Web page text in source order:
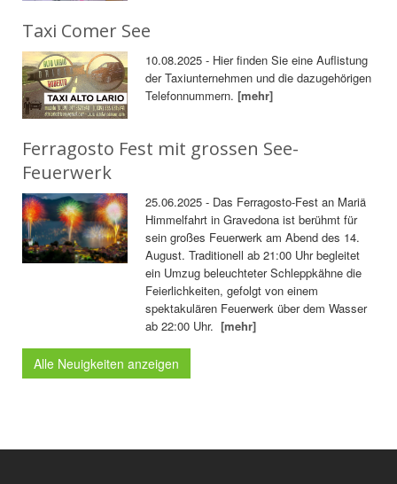
Taxi Comer See
10.08.2025 - Hier finden Sie eine Auflistung
der Taxiunternehmen und die dazugehörigen
Telefonnummern.[mehr]
Ferragosto Fest mit grossen See-
Feuerwerk
25.06.2025 - Das Ferragosto-Fest an Mariä
Himmelfahrt in Gravedona ist berühmt für
sein großes Feuerwerk am Abend des 14.
August. Traditionell ab 21:00 Uhr begleitet
ein Umzug beleuchteter Schleppkähne die
Feierlichkeiten, gefolgt von einem
spektakulären Feuerwerk über dem Wasser
ab 22:00 Uhr.[mehr]
Alle Neuigkeiten anzeigen